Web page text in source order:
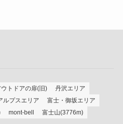
ウトドアの扉(旧)
丹沢エリア
ルプスエリア
富士・御坂エリア
mont-bell 富士山(3776m)